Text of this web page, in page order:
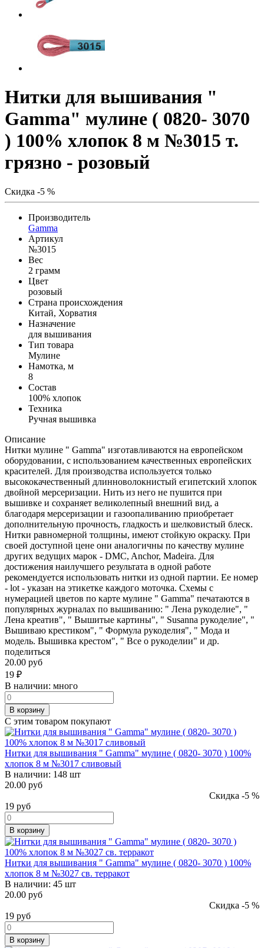
Нитки для вышивания "
Gamma" мулине ( 0820- 3070
) 100% хлопок 8 м №3015 т.
грязно - розовый
Скидка -5 %
Производитель
Gamma
Артикул
№3015
Вес
2 грамм
Цвет
розовый
Страна происхождения
Китай, Хорватия
Назначение
для вышивания
Тип товара
Мулине
Намотка, м
8
Состав
100% хлопок
Техника
Ручная вышивка
Описание
Нитки мулине " Gamma" изготавливаются на европейском
оборудовании, с использованием качественных европейских
красителей. Для производства используется только
высококачественный длинноволокнистый египетский хлопок
двойной мерсеризации. Нить из него не пушится при
вышивке и сохраняет великолепный внешний вид, а
благодаря мерсеризации и газоопаливанию приобретает
дополнительную прочность, гладкость и шелковистый блеск.
Нитки равномерной толщины, имеют стойкую окраску. При
своей доступной цене они аналогичны по качеству мулине
других ведущих марок - DMC, Anchor, Madeira. Для
достижения наилучшего результата в одной работе
рекомендуется использовать нитки из одной партии. Ее номер
- lot - указан на этикетке каждого моточка. Схемы с
нумерацией цветов по карте мулине " Gamma" печатаются в
популярных журналах по вышиванию: " Лена рукоделие", "
Лена креатив", " Вышитые картины", " Susanna рукоделие", "
Вышиваю крестиком", " Формула рукоделия", " Мода и
модель. Вышивка крестом", " Все о рукоделии" и др.
поделиться
20.00 руб
19 ₽
В наличии: много
В корзину
С этим товаром покупают
Нитки для вышивания " Gamma" мулине ( 0820- 3070 ) 100%
хлопок 8 м №3017 сливовый
В наличии: 148 шт
20.00 руб
Скидка -5 %
19 руб
В корзину
Нитки для вышивания " Gamma" мулине ( 0820- 3070 ) 100%
хлопок 8 м №3027 св. терракот
В наличии: 45 шт
20.00 руб
Скидка -5 %
19 руб
В корзину